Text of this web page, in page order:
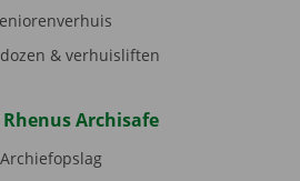
& verhuisliften
Archisafe
Archiefopslag